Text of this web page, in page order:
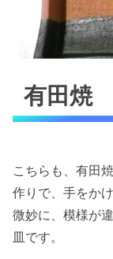
有田焼
こちらも、有田
作りで、手をか
微妙に、模様が
皿です。